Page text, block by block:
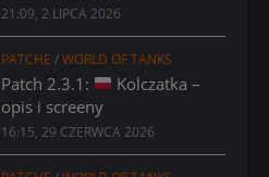
21:09, 2 LIPCA 2026
PATCHE /WORLD OF TANKS
Patch 2.3.1:
Kolczatka –
opis i screeny
16:15, 29 CZERWCA 2026